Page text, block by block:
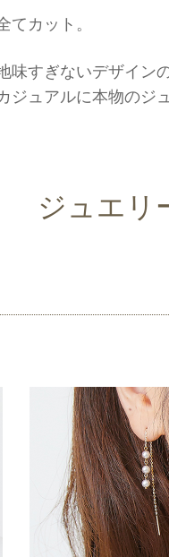
てカット。
すぎないデザイン
ュアルに本物のジ
ジュエリ